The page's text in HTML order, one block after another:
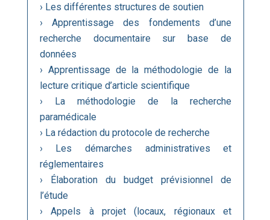
› Les différentes structures de soutien
› Apprentissage des fondements d’une
recherche documentaire sur base de
données
› Apprentissage de la méthodologie de la
lecture critique d’article scientifique
› La méthodologie de la recherche
paramédicale
› La rédaction du protocole de recherche
› Les démarches administratives et
réglementaires
› Élaboration du budget prévisionnel de
l’étude
› Appels à projet (locaux, régionaux et